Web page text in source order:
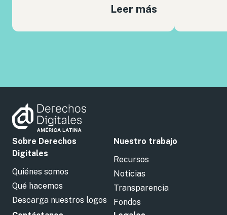
Leer más
Sobre Derechos
Digitales
Quiénes somos
Qué hacemos
Descarga nuestros logos
Nuestro trabajo
Recursos
Noticias
Transparencia
Fondos